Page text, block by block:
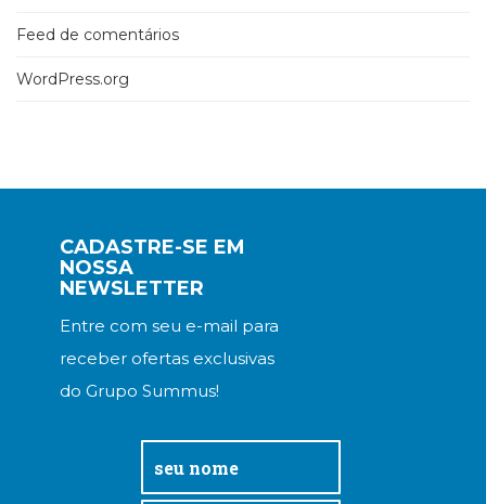
Feed de comentários
WordPress.org
CADASTRE-SE EM
NOSSA
NEWSLETTER
Entre com seu e-mail para
receber ofertas exclusivas
do Grupo Summus!